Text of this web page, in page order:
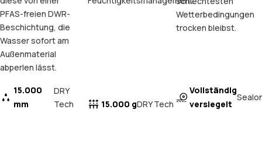
PFAS-freien DWR-
Beschichtung, die
Wasser sofort am
Außenmaterial
abperlen lässt.
15.000
mm
DRY
Tech
15.000 gDRY Tech
Wetterbedingungen
trocken bleibst.
Vollständig
versiegelt